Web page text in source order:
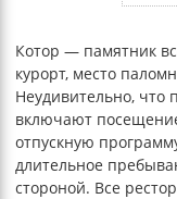
Котор — памятник
курорт, место
Неудивительно,
включают
отпускную
длительное
стороной. Все